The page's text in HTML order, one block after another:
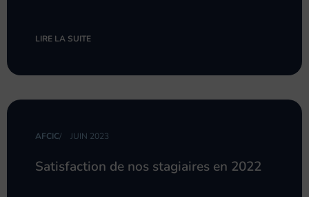
LIRE LA SUITE
AFCIC/ JUIN 2023
Satisfaction de nos stagiaires en 2022